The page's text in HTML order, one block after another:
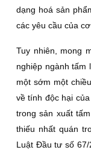
dạng hoá sản
các yêu cầu của
Tuy nhiên, mong
nghiệp ngành tấm
một sớm một
về tính độc hại
trong sản xuất
thiếu nhất quán
Luật Đầu tư số 67/